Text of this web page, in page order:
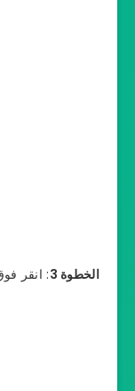
الخطوة 3 : انقر